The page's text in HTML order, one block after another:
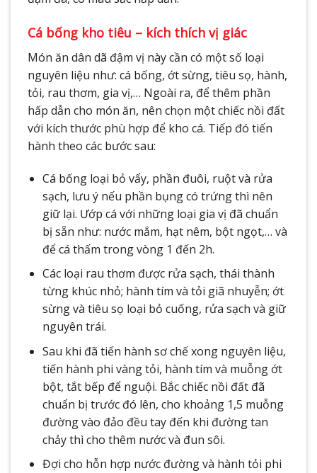
Cá bống kho tiêu – kích thích vị giác
Món ăn dân dã đậm vị này cần có một số loại
nguyên liệu như: cá bống, ớt sừng, tiêu sọ, hành,
tỏi, rau thơm, gia vị,… Ngoài ra, để thêm phần
hấp dẫn cho món ăn, nên chọn một chiếc nồi đất
với kích thước phù hợp để kho cá. Tiếp đó tiến
hành theo các bước sau:
Cá bống loại bỏ vẩy, phần đuôi, ruột và rửa
sạch, lưu ý nếu phần bụng có trứng thì nên
giữ lại. Ướp cá với những loại gia vị đã chuẩn
bị sẵn như: nước mắm, hạt nêm, bột ngọt,… và
để cá thấm trong vòng 1 đến 2h.
Các loại rau thơm được rửa sạch, thái thành
từng khúc nhỏ; hành tím và tỏi giã nhuyễn; ớt
sừng và tiêu sọ loại bỏ cuống, rửa sạch và giữ
nguyên trái.
Sau khi đã tiến hành sơ chế xong nguyên liệu,
tiến hành phi vàng tỏi, hành tím và muỗng ớt
bột, tắt bếp để nguội. Bắc chiếc nồi đất đã
chuẩn bị trước đó lên, cho khoảng 1,5 muỗng
đường vào đảo đều tay đến khi đường tan
chảy thì cho thêm nước và đun sôi.
Đợi cho hỗn hợp nước đường và hành tỏi phi